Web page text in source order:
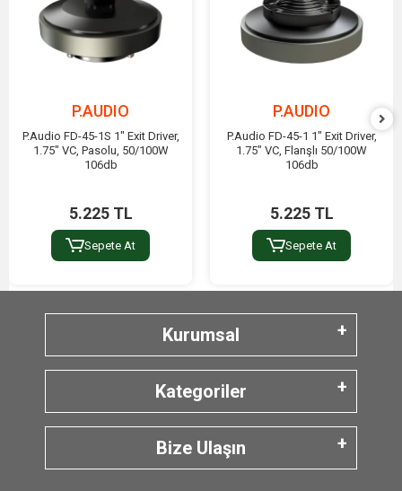
P.AUDIO
P.Audio FD-45-1S 1" Exit Driver,
1.75" VC, Pasolu, 50/100W
106db
5.225 TL
Sepete At
P.AUDIO
P.Audio FD-45-1 1" Exit Driver,
1.75" VC, Flanşlı 50/100W
106db
5.225 TL
Sepete At
Kurumsal
Kategoriler
Bize Ulaşın